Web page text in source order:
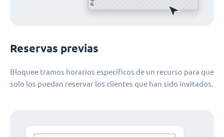
Reservas previas
Bloquee tramos horarios específicos de un recurso para que
solo los puedan reservar los clientes que han sido invitados.